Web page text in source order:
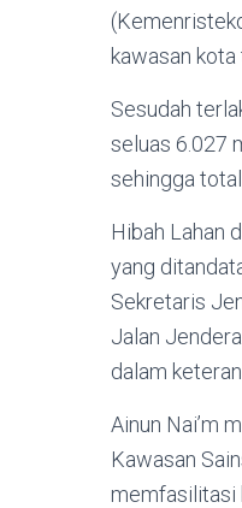
kawasan
Sesudah
seluas 6.027
sehingga
Hibah Lahan
yang
Sekretaris
Jalan
dalam
Ainun Nai’m
Kawasan
memfasilitasi